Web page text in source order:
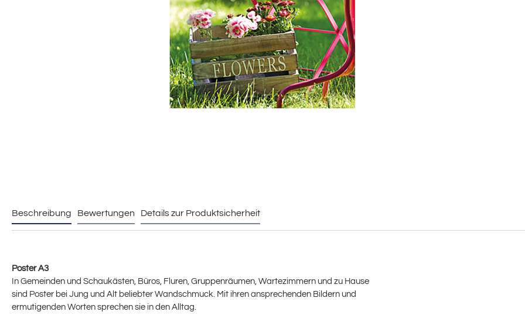
Beschreibung Bewertungen Details zur Produktsicherheit
Poster A3
In Gemeinden und Schaukästen, Büros, Fluren, Gruppenräumen, Wartezimmern und zu Hause
sind Poster bei Jung und Alt beliebter Wandschmuck. Mit ihren ansprechenden Bildern und
ermutigenden Worten sprechen sie in den Alltag.